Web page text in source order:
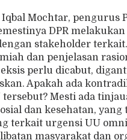
Mochtar, pengurus
DPR
stakeholder
dan penjelasan
perlu dicabut,
Apakah ada
Mesti ada
dan kesehatan, yang
terkait urgensi UU
masyarakat dan